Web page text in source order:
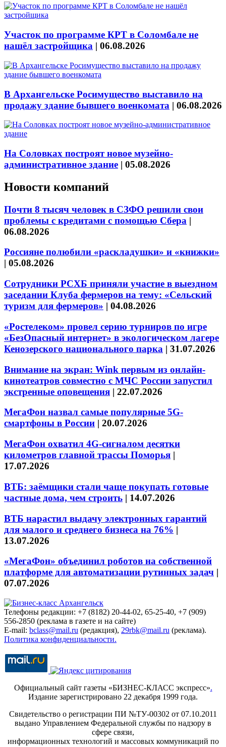
Участок по программе КРТ в Соломбале не
нашёл застройщика | 06.08.2026
В Архангельске Росимущество выставило на
продажу здание бывшего военкомата | 06.08.2026
На Соловках построят новое музейно-
административное здание | 05.08.2026
Новости компаний
Почти 8 тысяч человек в СЗФО решили свои
проблемы с кредитами с помощью Сбера |
06.08.2026
Россияне полюбили «раскладушки» и «книжки»
| 05.08.2026
Сотрудники РСХБ приняли участие в выездном
заседании Клуба фермеров на тему: «Сельский
туризм для фермеров» | 04.08.2026
«Ростелеком» провел серию турниров по игре
«БезОпасный интернет» в экологическом лагере
Кенозерского национального парка | 31.07.2026
Внимание на экран: Wink первым из онлайн-
кинотеатров совместно с МЧС России запустил
экстренные оповещения | 22.07.2026
МегаФон назвал самые популярные 5G-
смартфоны в России | 20.07.2026
МегаФон охватил 4G-сигналом десятки
километров главной трассы Поморья |
17.07.2026
ВТБ: заёмщики стали чаще покупать готовые
частные дома, чем строить | 14.07.2026
ВТБ нарастил выдачу электронных гарантий
для малого и среднего бизнеса на 76% |
13.07.2026
«МегаФон» объединил роботов на собственной
платформе для автоматизации рутинных задач |
07.07.2026
Телефоны редакции: +7 (8182) 20-44-02, 65-25-40, +7 (909)
556-2850 (реклама в газете и на сайте)
E-mail: bclass@mail.ru (редакция), 29rbk@mail.ru (реклама).
Политика конфиденциальности.
Официальный сайт газеты «БИЗНЕС-КЛАСС экспресс».
Издание зарегистрировано 22 декабря 1999 года.
Свидетельство о регистрации ПИ №ТУ-00302 от 07.10.2011
выдано Управлением Федеральной службы по надзору в
сфере связи,
информационных технологий и массовых коммуникаций по